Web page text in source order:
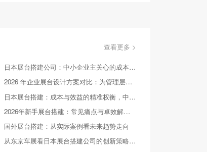
查看更多 >
日本展台搭建公司：中小企业主关心的成本效益问答
2026 年企业展台设计方案对比：为管理层提供精准决策参考
日本展台搭建：成本与效益的精准权衡，中小企业的投资指南
2026年新手展台搭建：常见痛点与卓效解决方案
国外展台搭建：从实际案例看未来趋势走向
从东京车展看日本展台搭建公司的创新策略与实践